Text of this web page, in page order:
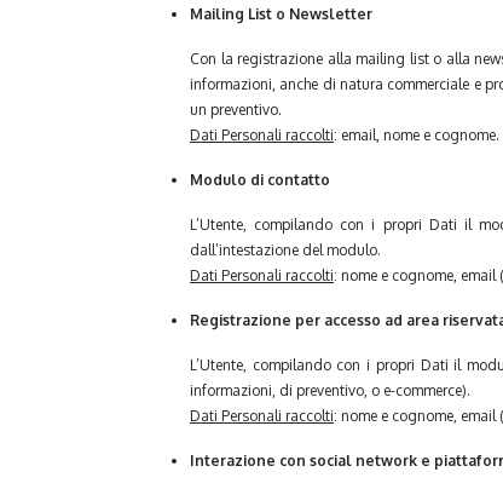
Mailing List o Newsletter
Con la registrazione alla mailing list o alla
informazioni, anche di natura commerciale e
un preventivo.
Dati Personali raccolti: email, nome e cognome.
Modulo di contatto
L’Utente, compilando con i propri Dati il
dall’intestazione del modulo.
Dati Personali raccolti: nome e cognome,
Registrazione per accesso ad area
L’Utente, compilando con i propri Dati il
informazioni, di preventivo, o e-commerce).
Dati Personali raccolti: nome e cognome,
Interazione con social network e